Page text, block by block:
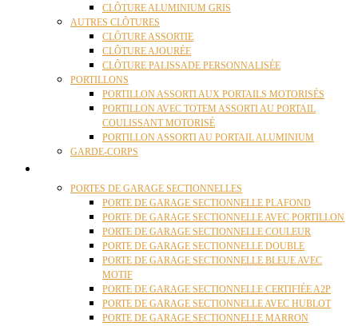
CLÔTURE ALUMINIUM GRIS
AUTRES CLÔTURES
CLÔTURE ASSORTIE
CLÔTURE AJOURÉE
CLÔTURE PALISSADE PERSONNALISÉE
PORTILLONS
PORTILLON ASSORTI AUX PORTAILS MOTORISÉS
PORTILLON AVEC TOTEM ASSORTI AU PORTAIL
COULISSANT MOTORISÉ
PORTILLON ASSORTI AU PORTAIL ALUMINIUM
GARDE-CORPS
PORTES DE GARAGE SECTIONNELLES
PORTE DE GARAGE SECTIONNELLE PLAFOND
PORTE DE GARAGE SECTIONNELLE AVEC PORTILLON
PORTE DE GARAGE SECTIONNELLE COULEUR
PORTE DE GARAGE SECTIONNELLE DOUBLE
PORTE DE GARAGE SECTIONNELLE BLEUE AVEC
MOTIF
PORTE DE GARAGE SECTIONNELLE CERTIFIÉE A2P
PORTE DE GARAGE SECTIONNELLE AVEC HUBLOT
PORTE DE GARAGE SECTIONNELLE MARRON